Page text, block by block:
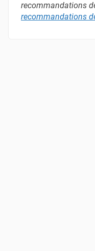
recommandations
recommandations